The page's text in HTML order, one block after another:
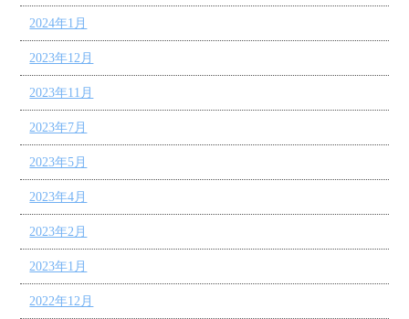
2024年1月
2023年12月
2023年11月
2023年7月
2023年5月
2023年4月
2023年2月
2023年1月
2022年12月